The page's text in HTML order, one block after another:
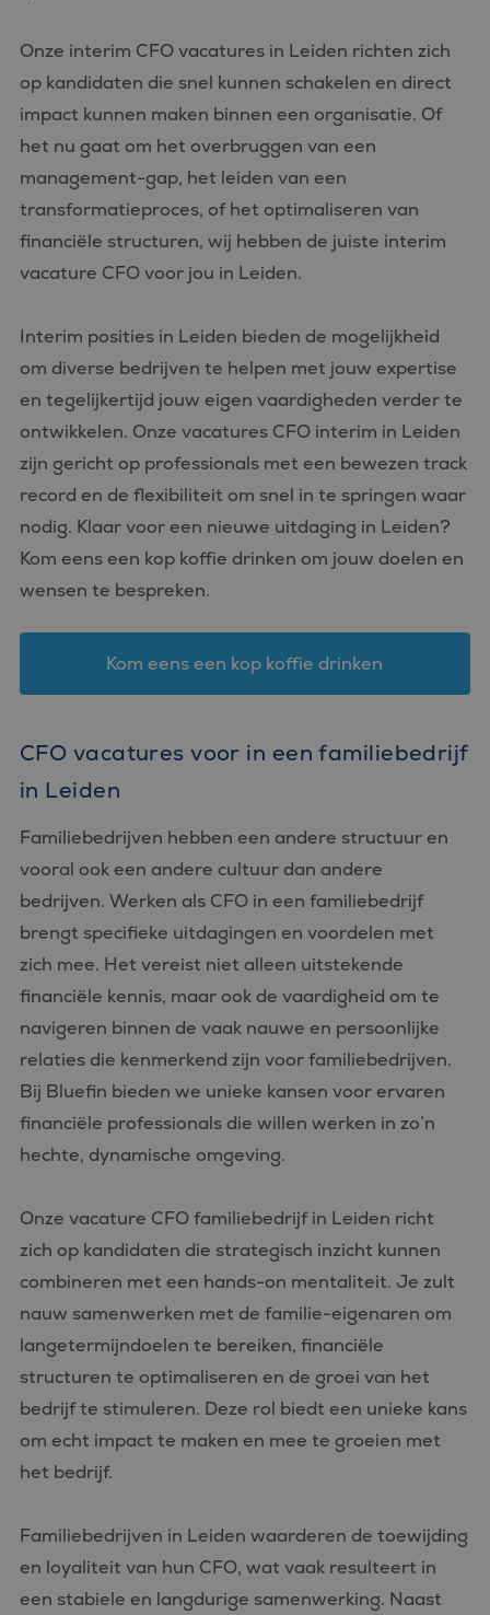
Onze interim CFO vacatures in Leiden richten zich
op kandidaten die snel kunnen schakelen en direct
impact kunnen maken binnen een organisatie. Of
het nu gaat om het overbruggen van een
management-gap, het leiden van een
transformatieproces, of het optimaliseren van
financiële structuren, wij hebben de juiste interim
vacature CFO voor jou in Leiden.
Interim posities in Leiden bieden de mogelijkheid
om diverse bedrijven te helpen met jouw expertise
en tegelijkertijd jouw eigen vaardigheden verder te
ontwikkelen. Onze vacatures CFO interim in Leiden
zijn gericht op professionals met een bewezen track
record en de flexibiliteit om snel in te springen waar
nodig. Klaar voor een nieuwe uitdaging in Leiden?
Kom eens een kop koffie drinken om jouw doelen en
wensen te bespreken.
Kom eens een kop koffie drinken
CFO vacatures voor in een familiebedrijf
in Leiden
Familiebedrijven hebben een andere structuur en
vooral ook een andere cultuur dan andere
bedrijven. Werken als CFO in een familiebedrijf
brengt specifieke uitdagingen en voordelen met
zich mee. Het vereist niet alleen uitstekende
financiële kennis, maar ook de vaardigheid om te
navigeren binnen de vaak nauwe en persoonlijke
relaties die kenmerkend zijn voor familiebedrijven.
Bij Bluefin bieden we unieke kansen voor ervaren
financiële professionals die willen werken in zo’n
hechte, dynamische omgeving.
Onze vacature CFO familiebedrijf in Leiden richt
zich op kandidaten die strategisch inzicht kunnen
combineren met een hands-on mentaliteit. Je zult
nauw samenwerken met de familie-eigenaren om
langetermijndoelen te bereiken, financiële
structuren te optimaliseren en de groei van het
bedrijf te stimuleren. Deze rol biedt een unieke kans
om echt impact te maken en mee te groeien met
het bedrijf.
Familiebedrijven in Leiden waarderen de toewijding
en loyaliteit van hun CFO, wat vaak resulteert in
een stabiele en langdurige samenwerking. Naast